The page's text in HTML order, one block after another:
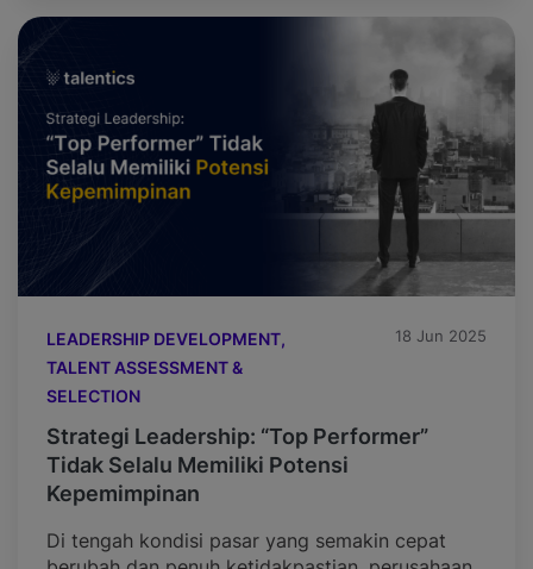
relevan. Banyak lulusan S1 belum sepenuhnya
sementara kandidat dari jurusan tidak linier
tetapi memiliki skill […]
LEADERSHIP DEVELOPMENT,
TALENT ASSESSMENT &
SELECTION
18 Jun 2025
Strategi Leadership: “Top Performer”
Tidak Selalu Memiliki Potensi
Kepemimpinan
Di tengah kondisi pasar yang semakin cepat